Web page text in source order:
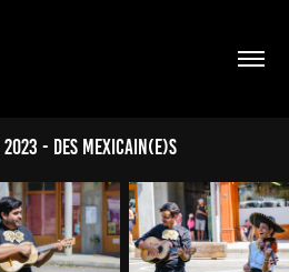
2023 - Des Mexicain(e)s